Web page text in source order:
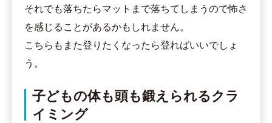
それでも落ちたらマットまで落ちてしまうので怖さ
を感じることがあるかもしれません。
こちらもまた登りたくなったら登ればいいでしょ
う。
子どもの体も頭も鍛えられるクラ
イミング